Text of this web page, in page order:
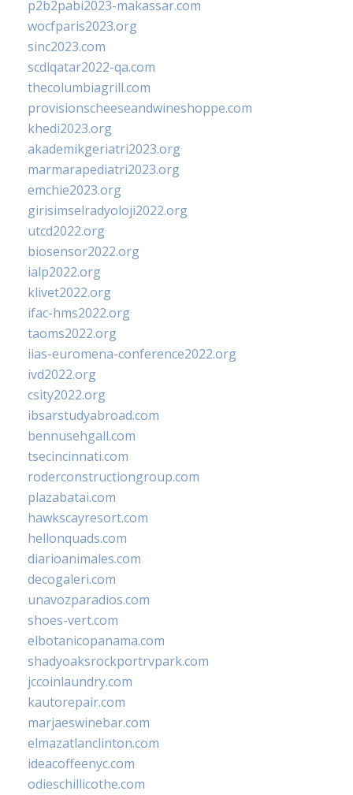
p2b2pabi2023-makassar.com
wocfparis2023.org
sinc2023.com
scdlqatar2022-qa.com
thecolumbiagrill.com
provisionscheeseandwineshoppe.com
khedi2023.org
akademikgeriatri2023.org
marmarapediatri2023.org
emchie2023.org
girisimselradyoloji2022.org
utcd2022.org
biosensor2022.org
ialp2022.org
klivet2022.org
ifac-hms2022.org
taoms2022.org
iias-euromena-conference2022.org
ivd2022.org
csity2022.org
ibsarstudyabroad.com
bennusehgall.com
tsecincinnati.com
roderconstructiongroup.com
plazabatai.com
hawkscayresort.com
hellonquads.com
diarioanimales.com
decogaleri.com
unavozparadios.com
shoes-vert.com
elbotanicopanama.com
shadyoaksrockportrvpark.com
jccoinlaundry.com
kautorepair.com
marjaeswinebar.com
elmazatlanclinton.com
ideacoffeenyc.com
odieschillicothe.com